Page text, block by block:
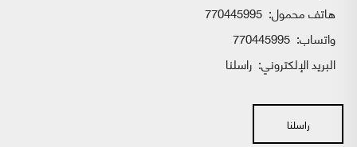
هاتف محمول: 770445995
واتساب:
البريد الإلكتروني: راسلنا
راسلنا